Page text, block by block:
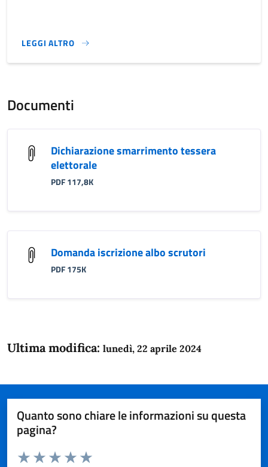
LEGGI ALTRO
}
Documenti
Dichiarazione smarrimento tessera
elettorale
PDF 117,8K
Domanda iscrizione albo scrutori
PDF 175K
Ultima modifica: lunedì, 22 aprile 2024
Quanto sono chiare le informazioni su questa
pagina?
Domanda
Valuta da 1 a 5 stelle la pagina